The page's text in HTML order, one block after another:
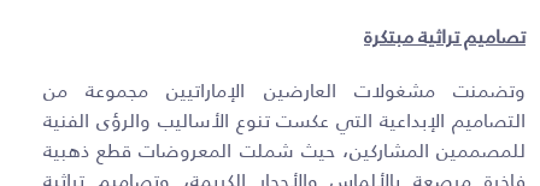
تصاميم تراثية مبتكرة
وتضمنت مشغولات العارضين الإماراتيين مجموعة من
التصاميم الإبداعية التي عكست تنوع الأساليب والرؤى الفنية
للمصممين المشاركين، حيث شملت المعروضات قطع ذهبية